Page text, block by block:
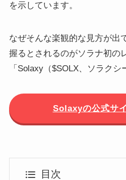
を示しています。
なぜそんな楽観的な見方が出
握るとされるのがソラナ初の
「Solaxy（$SOLX、ソラクシ
Solaxyの公式サ
目次